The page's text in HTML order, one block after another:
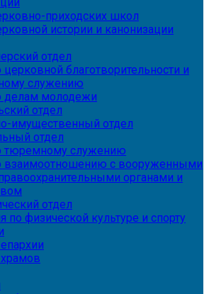
приходских школ
истории и канонизации
отдел
церковной благотворительности и
служению
делам молодежи
отдел
имущественный отдел
отдел
тюремному служению
взаимоотношению с вооруженными
органами и
отдел
по физической культуре и спорту